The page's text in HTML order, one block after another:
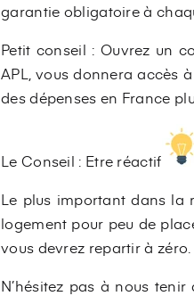
garantie obligatoire à
Petit conseil : Ouvrez un
APL, vous donnera accès
des dépenses en France
Le Conseil : Etre réactif
Le plus important dans la
logement pour peu de
vous devrez repartir à zéro.
N’hésitez pas à nous